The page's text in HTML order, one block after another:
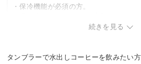
・保冷機能が必須の方。
続きを見る
タンブラーで水出しコーヒーを飲みたい